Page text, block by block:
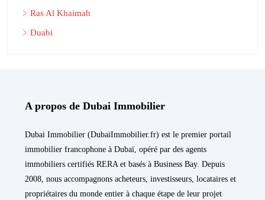
Ras Al Khaimah
Duabi
A propos de Dubai Immobilier
Dubai Immobilier (DubaiImmobilier.fr) est le premier portail
immobilier francophone à Dubaï, opéré par des agents
immobiliers certifiés RERA et basés à Business Bay. Depuis
2008, nous accompagnons acheteurs, investisseurs, locataires et
propriétaires du monde entier à chaque étape de leur projet